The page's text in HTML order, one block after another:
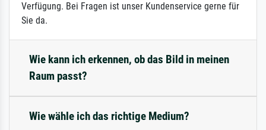
Verfügung. Bei Fragen ist unser Kundenservice gerne für
Sie da.
Wie kann ich erkennen, ob das Bild in meinen
Raum passt?
Wie wähle ich das richtige Medium?